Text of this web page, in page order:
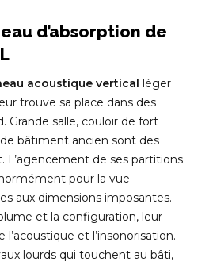
d’absorption de
acoustique vertical léger
trouve sa place dans des
Grande salle, couloir de fort
bâtiment ancien sont des
L’agencement de ses partitions
pour la vue
aux dimensions imposantes.
et la configuration, leur
et l’insonorisation.
lourds qui touchent au bâti,